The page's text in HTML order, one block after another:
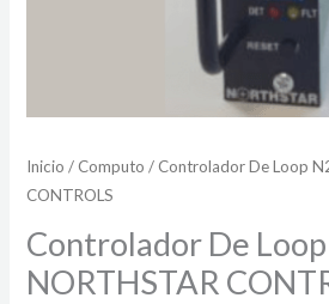
Inicio / Computo / Controlador De Loop
CONTROLS
Controlador De
NORTHSTAR